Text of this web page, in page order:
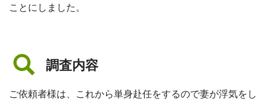
ことにしました。
調査内容
ご依頼者様は、これから単身赴任をするので妻が浮気をし